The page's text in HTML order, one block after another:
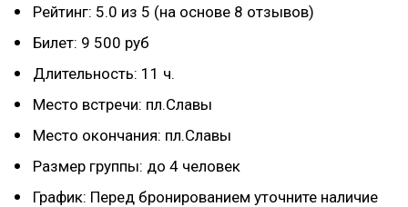
Рейтинг: 5.0 из 5 (на основе 8 отзывов)
Билет: 9 500 руб
Длительность: 11 ч.
Место встречи: пл.Славы
Место окончания: пл.Славы
Размер группы: до 4 человек
График: Перед бронированием уточните наличие